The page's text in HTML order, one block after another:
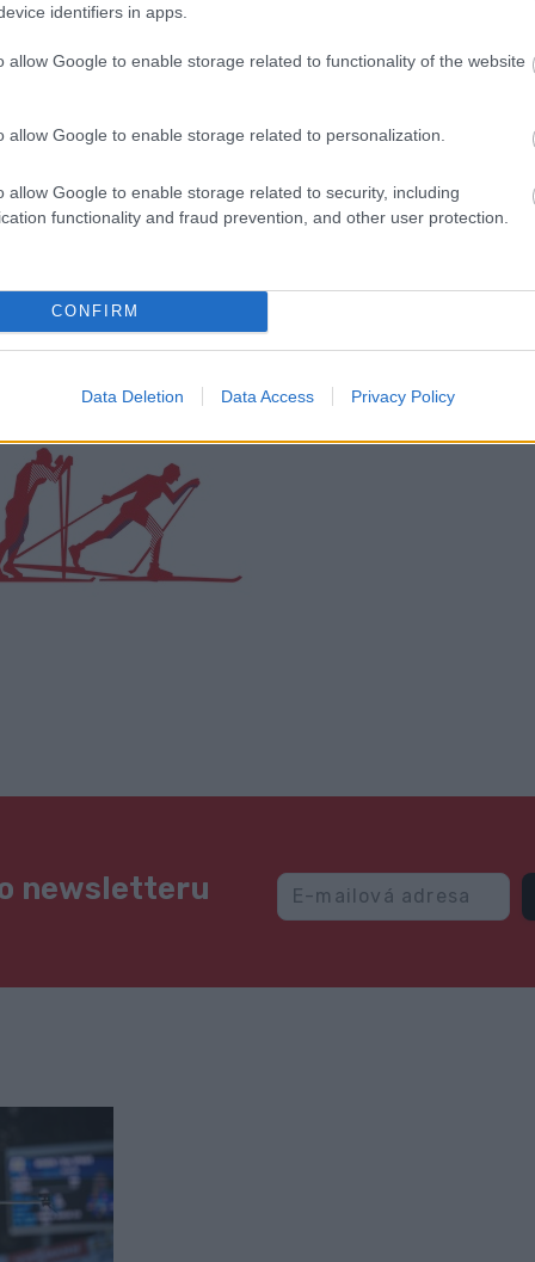
identifiers in apps.
allow Google to enable storage related to functionality of the website
allow Google to enable storage related to personalization.
allow Google to enable storage related to security, including
functionality and fraud prevention, and other user protection.
CONFIRM
Data Deletion Data Access Privacy Policy
„Potřebuju v sobě probudit jakési zvíře.“
součástí přední světové lyžařské komunity s
k článkům nabezky.neta ostatních
proxcskiing.com, SC Play a SC MyPages.
na jednom místě
newsletteru